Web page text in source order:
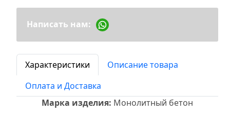
Написать нам:
Характеристики
Описание товара
Оплата и Доставка
Марка изделия: Монолитный бетон